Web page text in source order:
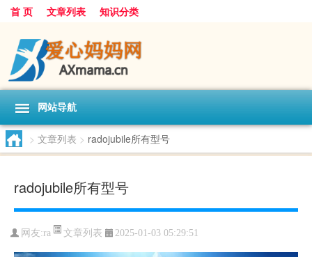
首 页 文章列表 知识分类
网站导航
> 文章列表 > radojubile所有型号
radojubile所有型号
网友:ra 文章列表 2025-01-03 05:29:51